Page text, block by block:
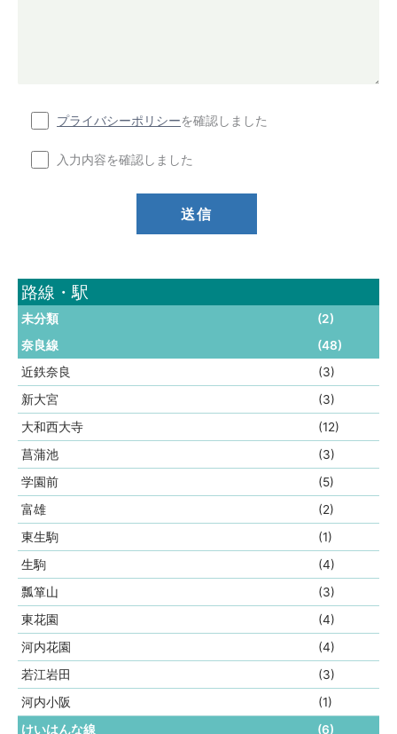
プライバシーポリシーを確認しました
入力内容を確認しました
路線・駅
未分類
(2)
奈良線
(48)
近鉄奈良
(3)
新大宮
(3)
大和西大寺
(12)
菖蒲池
(3)
学園前
(5)
富雄
(2)
東生駒
(1)
生駒
(4)
瓢箪山
(3)
東花園
(4)
河内花園
(4)
若江岩田
(3)
河内小阪
(1)
けいはんな線
(6)